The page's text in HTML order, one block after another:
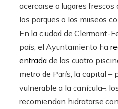
acercarse a lugares frescos
los parques o los museos
En la ciudad de Clermont-
país, el Ayuntamiento ha
entrada de las cuatro
metro de París, la capital –
vulnerable a la canícula–,
recomiendan hidratarse